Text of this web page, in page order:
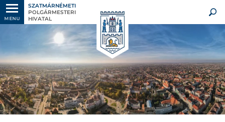
MENU
SZATMÁRNÉMETI
POLGÁRMESTERI
HIVATAL